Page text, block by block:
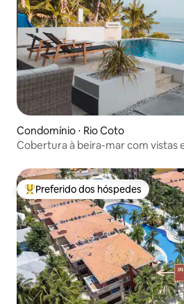
Condomínio ⋅ Rio Coto
Cobertura à beira-mar com vistas
Entre os melhores preferidos dos
Preferido dos hóspedes